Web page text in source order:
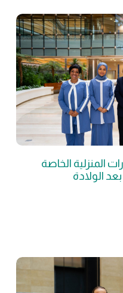
المنزلية الخاصة
الولادة